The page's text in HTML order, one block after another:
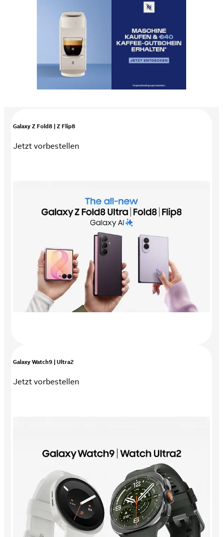
Galaxy Z Fold8 | Z Flip8
Jetzt vorbestellen
Galaxy Watch9 | Ultra2
Jetzt vorbestellen